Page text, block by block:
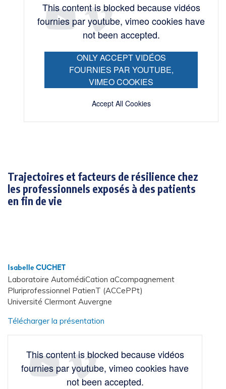
This content is blocked because vidéos
fournies par youtube, vimeo cookies have
not been accepted.
ONLY ACCEPT VIDÉOS
FOURNIES PAR YOUTUBE,
VIMEO COOKIES
Accept All Cookies
Trajectoires et facteurs de résilience chez
les professionnels exposés à des patients
en fin de vie
Isabelle CUCHET
Laboratoire AutomédiCation aCcompagnement
Pluriprofessionnel PatienT (ACCePPt)
Université Clermont Auvergne
Télécharger la présentation
This content is blocked because vidéos
fournies par youtube, vimeo cookies have
not been accepted.